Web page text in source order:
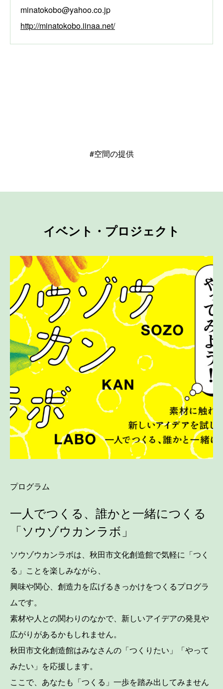
minatokobo@yahoo.co.jp
http://minatokobo.iinaa.net/
#空間の提供
イベント・プロジェクト
プログラム
一人でつくる、誰かと一緒につくる
「ソウゾウカンラボ」
ソウゾウカンラボは、秋田市文化創造館で気軽に「つく
る」ことを楽しみながら、
興味や関心、創造力を広げるきっかけをつくるプログラ
ムです。
素材や人との関わりのなかで、新しいアイデアの発見や
広がりがあるかもしれません。
秋田市文化創造館はみなさんの「つくりたい」「やって
みたい」を応援します。
ここで、あなたも「つくる」一歩を踏み出してみません